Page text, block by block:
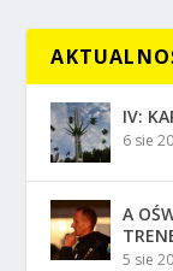
IV:
6 sie
A
5 sie